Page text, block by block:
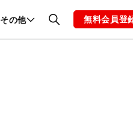
その他恋愛・結婚 編集部 お知らせ
無料会員登